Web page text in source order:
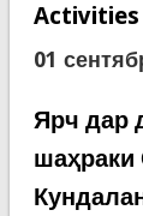
01
Ярч дар
шаҳраки